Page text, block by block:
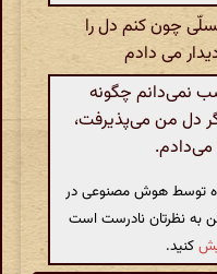
چون کنم دل را
می دادم
نمی‌دانم چگونه
دل من می‌پذیرفت،
می‌دادم.
توسط هوش مصنوعی در
به نظرتان نادرست است
کنید.